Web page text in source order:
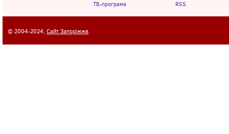
ТВ-програма
RSS
© 2004-2024, Сайт Запоріжжя.